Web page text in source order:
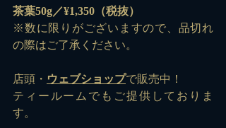
茶葉50g／¥1,350（税抜）
※数に限りがございますので、品切れ
の際はご了承ください。
店頭・ ウェブショップで販売中！
ティールームでもご提供しておりま
す。